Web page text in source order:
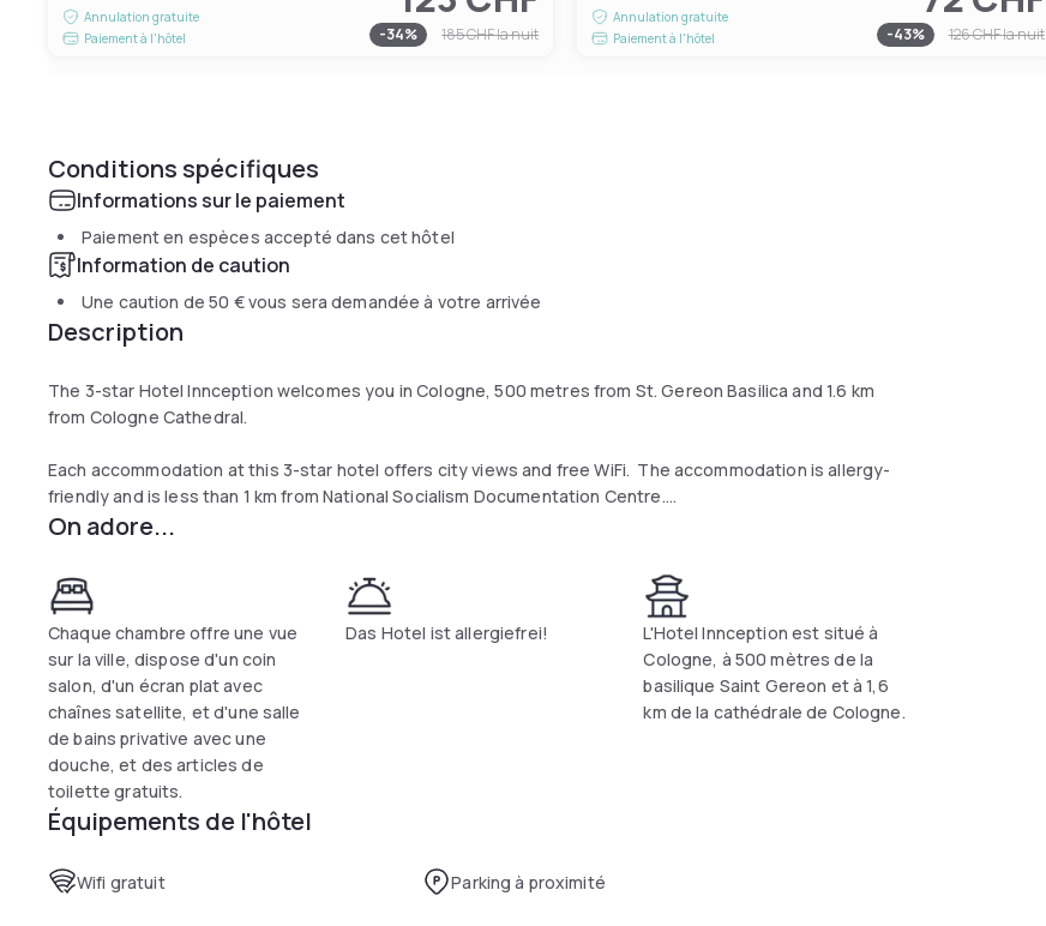
Annulation gratuite
Paiement à l'hôtel
-34% 185 CHFla nuit
Annulation gratuite
Paiement à l'hôtel
-43% 126 CHFla nuit
Conditions spécifiques
Informations sur le paiement
Paiement en espèces accepté dans cet hôtel
Information de caution
Une caution de50 €vous sera demandée à votre arrivée
Description
The 3-star Hotel Innception welcomes you in Cologne, 500 metres from St. Gereon Basilica and 1.6 km
from Cologne Cathedral.
Each accommodation at this 3-star hotel offers city views and free WiFi. The accommodation is allergy-
friendly and is less than 1 km from National Socialism Documentation Centre.
Each room at the hotel has a seating area, a flat-screen satellite TV, a safe and a private bathroom with a
The staff at the reception speak German, English, Italian and Turkish and are always happy to help you.
Popular attractions near the accommodation include the Theater am Dom, Cologne Central Station and
the Museum Ludwig.
Innception is 16 km from Cologne/Bonn Airport.
On adore...
Chaque chambre offre une vue
sur la ville, dispose d'un coin
salon, d'un écran plat avec
chaînes satellite, et d'une salle
de bains privative avec une
douche, et des articles de
toilette gratuits.
Das Hotel ist allergiefrei!
L'Hotel Innception est situé à
Cologne, à 500 mètres de la
basilique Saint Gereon et à 1,6
km de la cathédrale de Cologne.
Équipements de l'hôtel
Wifi gratuit Parking à proximité